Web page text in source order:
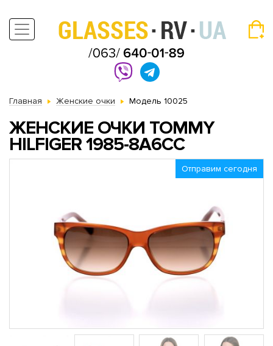
Главная Женские очки Модель 10025
ЖЕНСКИЕ ОЧКИ TOMMY
HILFIGER 1985-8A6CC
Отправим сегодня